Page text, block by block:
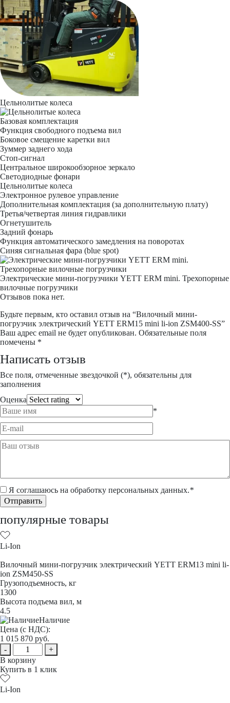
Цельнолитые колеса
Базовая комплектация
Функция свободного подъема вил
Боковое смещение каретки вил
Зуммер заднего хода
Стоп-сигнал
Центральное широкообзорное зеркало
Светодиодные фонари
Цельнолитые колеса
Электронное рулевое управление
Дополнительная комплектация (за дополнительную плату)
Третья/четвертая линия гидравлики
Огнетушитель
Задний фонарь
Функция автоматического замедления на поворотах
Синяя сигнальная фара (blue spot)
Электрические мини-погрузчики YETT ERM mini. Трехопорные
вилочные погрузчики
Отзывов пока нет.
Будьте первым, кто оставил отзыв на “Вилочный мини-
погрузчик электрический YETT ERM15 mini li-ion ZSM400-SS”
Ваш адрес email не будет опубликован. Обязательные поля
помечены *
Написать отзыв
Все поля, отмеченные звездочкой (*), обязательны для
заполнения
Оценка
*
Я соглашаюсь на обработку персональных данных.*
популярные товары
Li-Ion
Вилочный мини-погрузчик электрический YETT ERM13 mini li-
ion ZSM450-SS
Грузоподъемность, кг
1300
Высота подъема вил, м
4.5
Наличие
Цена (с НДС):
1 015 870 руб.
-
+
В корзину
Купить в 1 клик
Li-Ion